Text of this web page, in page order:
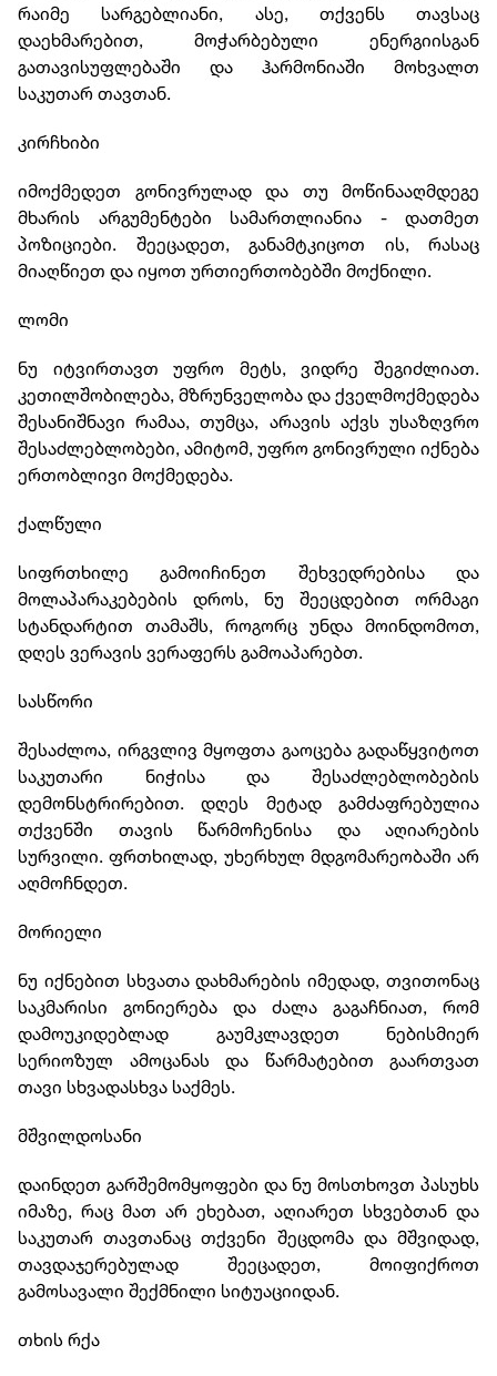
რაიმე სარგებლიანი, ასე, თქვენს თავსაც
დაეხმარებით, მოჭარბებული ენერგიისგან
გათავისუფლებაში და ჰარმონიაში მოხვალთ
საკუთარ თავთან.
კირჩხიბი
იმოქმედეთ გონივრულად და თუ მოწინააღმდეგე
მხარის არგუმენტები სამართლიანია - დათმეთ
პოზიციები. შეეცადეთ, განამტკიცოთ ის, რასაც
მიაღწიეთ და იყოთ ურთიერთობებში მოქნილი.
ლომი
ნუ იტვირთავთ უფრო მეტს, ვიდრე შეგიძლიათ.
კეთილშობილება, მზრუნველობა და ქველმოქმედება
შესანიშნავი რამაა, თუმცა, არავის აქვს უსაზღვრო
შესაძლებლობები, ამიტომ, უფრო გონივრული იქნება
ერთობლივი მოქმედება.
ქალწული
სიფრთხილე გამოიჩინეთ შეხვედრებისა და
მოლაპარაკებების დროს, ნუ შეეცდებით ორმაგი
სტანდარტით თამაშს, როგორც უნდა მოინდომოთ,
დღეს ვერავის ვერაფერს გამოაპარებთ.
სასწორი
შესაძლოა, ირგვლივ მყოფთა გაოცება გადაწყვიტოთ
საკუთარი ნიჭისა და შესაძლებლობების
დემონსტრირებით. დღეს მეტად გამძაფრებულია
თქვენში თავის წარმოჩენისა და აღიარების
სურვილი. ფრთხილად, უხერხულ მდგომარეობაში არ
აღმოჩნდეთ.
მორიელი
ნუ იქნებით სხვათა დახმარების იმედად, თვითონაც
საკმარისი გონიერება და ძალა გაგაჩნიათ, რომ
დამოუკიდებლად გაუმკლავდეთ ნებისმიერ
სერიოზულ ამოცანას და წარმატებით გაართვათ
თავი სხვადასხვა საქმეს.
მშვილდოსანი
დაინდეთ გარშემომყოფები და ნუ მოსთხოვთ პასუხს
იმაზე, რაც მათ არ ეხებათ, აღიარეთ სხვებთან და
საკუთარ თავთანაც თქვენი შეცდომა და მშვიდად,
თავდაჯერებულად შეეცადეთ, მოიფიქროთ
გამოსავალი შექმნილი სიტუაციიდან.
თხის რქა